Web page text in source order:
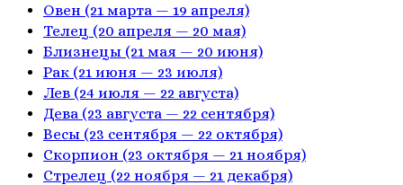
Овен (21 марта — 19 апреля)
Телец (20 апреля — 20 мая)
Близнецы (21 мая — 20 июня)
Рак (21 июня — 23 июля)
Лев (24 июля — 22 августа)
Дева (23 августа — 22 сентября)
Весы (23 сентября — 22 октября)
Скорпион (23 октября — 21 ноября)
Стрелец (22 ноября — 21 декабря)